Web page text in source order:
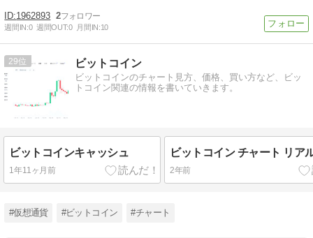
1962893 2
週間IN:0 週間OUT:0 月間IN:10
29 ビットコイン
ビットコインのチャート見方、価格、買い方など、ビッ
トコイン関連の情報を書いていきます。
ビットコインキャッシュ
1年11ヶ月前
ビットコイン チャート リア
2年前
#仮想通貨 #ビットコイン #チャート